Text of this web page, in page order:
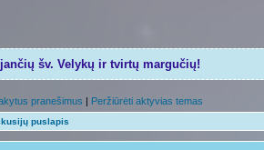
šv. Velykų ir tvirtų margučių!
pranešimus | Peržiūrėti aktyvias temas
puslapis